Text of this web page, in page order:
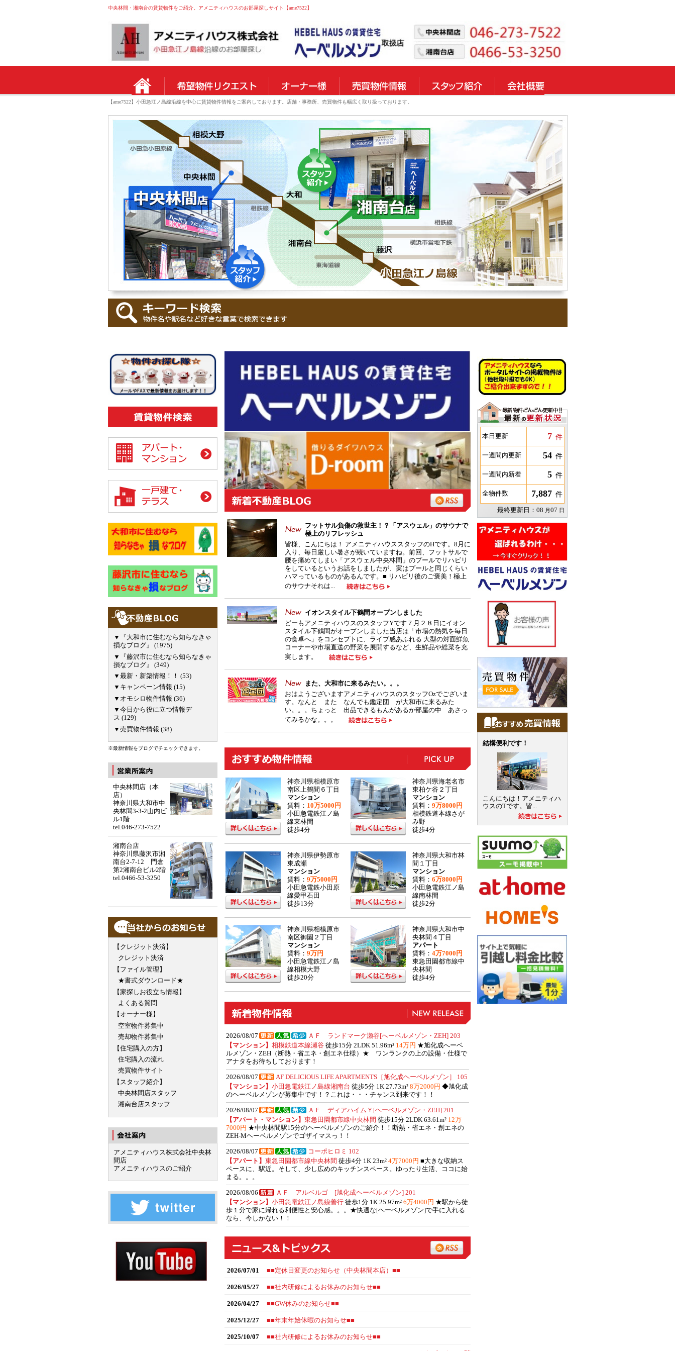
中央林間・湘南台の賃貸物件をご紹介。アメニティハウスのお部屋探しサイト【ame7522】
【ame7522】小田急江ノ島線沿線を中心に賃貸物件情報をご案内しております。店舗・事務所、売買物件も幅広く取り扱っております。
▼『大和市に住むなら知らなきゃ
損なブログ』 (1975)
▼『藤沢市に住むなら知らなきゃ
損なブログ』 (349)
▼最新・新築情報！！ (53)
▼キャンペーン情報 (15)
▼オモシロ物件情報 (36)
▼今日から役に立つ情報デ
ス (129)
▼売買物件情報 (38)
※最新情報をブログでチェックできます。
中央林間店（本
店）
神奈川県大和市中
央林間3-3-2山内ビ
ル1階
tel.046-273-7522
湘南台店
神奈川県藤沢市湘
南台2-7-12 門倉
第2湘南台ビル2階
tel.0466-53-3250
【クレジット決済】
クレジット決済
【ファイル管理】
★書式ダウンロード★
【家探しお役立ち情報】
よくある質問
【オーナー様】
空室物件募集中
売却物件募集中
【住宅購入の方】
住宅購入の流れ
売買物件サイト
【スタッフ紹介】
中央林間店スタッフ
湘南台店スタッフ
アメニティハウス株式会社中央林
間店
アメニティハウスのご紹介
本日更新 7 件
一週間内更新 54 件
一週間内新着 5 件
全物件数 7,887 件
最終更新日：08 月07 日
結構便利です！
こんにちは！アメニティハ
ウスのTです。皆...
フットサル負傷の救世主！？「アスウェル」のサウナで
極上のリフレッシュ
皆様、こんにちは！ アメニティハウススタッフのHです。8月に
入り、毎日厳しい暑さが続いていますね。前回、フットサルで
腰を痛めてしまい「アスウェル中央林間」のプールでリハビリ
をしているというお話をしましたが、実はプールと同じくらい
ハマっているものがあるんです。■ リハビリ後のご褒美！極上
のサウナそれは...
イオンスタイル下鶴間オープンしました
どーもアメニティハウスのスタッフYです７月２８日にイオン
スタイル下鶴間がオープンしました当店は「市場の熱気を毎日
の食卓へ」をコンセプトに、ライブ感あふれる 大型の対面鮮魚
コーナーや市場直送の野菜を展開するなど、生鮮品や総菜を充
実します。
また、大和市に来るみたい。。。
おはようございますアメニティハウスのスタッフOzでございま
す。なんと また なんでも鑑定団 が大和市に来るみた
い。。。ちょっと 出品できるもんがあるか部屋の中 あさっ
てみるかな。。。
神奈川県相模原市
南区上鶴間６丁目
マンション
賃料： 10万5000円
小田急電鉄江ノ島
線東林間
徒歩4分
神奈川県海老名市
東柏ケ谷２丁目
マンション
賃料： 9万8000円
相模鉄道本線さが
み野
徒歩4分
神奈川県伊勢原市
東成瀬
マンション
賃料： 9万5000円
小田急電鉄小田原
線愛甲石田
徒歩13分
神奈川県大和市林
間１丁目
マンション
賃料： 6万8000円
小田急電鉄江ノ島
線南林間
徒歩2分
神奈川県相模原市
南区御園２丁目
マンション
賃料： 9万円
小田急電鉄江ノ島
線相模大野
徒歩20分
神奈川県大和市中
央林間４丁目
アパート
賃料： 4万7000円
東急田園都市線中
央林間
徒歩4分
2026/08/07
ＡＦ ランドマーク瀬谷[へーベルメゾン・ZEH] 203
【マンション】 相模鉄道本線瀬谷徒歩15分 2LDK 51.96m²14万円 ★旭化成へーベ
ルメゾン・ZEH（断熱・省エネ・創エネ仕様）★ ワンランクの上の設備・仕様で
アナタをお待ちしております！
2026/08/07
AF DELICIOUS LIFE APARTMENTS［旭化成ヘーベルメゾン］ 105
【マンション】 小田急電鉄江ノ島線湘南台 徒歩5分 1K 27.73m²8万2000円 ◆旭化成
のヘーベルメゾンが募集中です！？これは・・・チャンス到来です！！
2026/08/07
ＡＦ ディアハイムＹ[ヘーベルメゾン・ZEH] 201
【アパート・マンション】 東急田園都市線中央林間 徒歩15分 2LDK 63.61m²12万
7000円 ★中央林間駅15分のヘーベルメゾンのご紹介！！断熱・省エネ・創エネの
ZEH-Mヘーベルメゾンでゴザイマスっ！！
2026/08/07
コーポヒロミ 102
【アパート】 東急田園都市線中央林間 徒歩4分 1K 23m²4万7000円 ■大きな収納ス
ペースに、駅近。そして、少し広めのキッチンスペース。ゆったり生活、ココに始
まる。。。
2026/08/06
ＡＦ アルベルゴ [旭化成ヘーベルメゾン] 201
【マンション】 小田急電鉄江ノ島線善行徒歩1分 1K 25.97m²6万4000円 ★駅から徒
歩１分で家に帰れる利便性と安心感。。。★快適な[ヘーベルメゾン]で手に入れる
なら、今しかない！！
2026/07/01 ■■定休日変更のお知らせ（中央林間本店）■■
2026/05/27 ■■社内研修によるお休みのお知らせ■■
2026/04/27 ■■GW休みのお知らせ■■
2025/12/27 ■■年末年始休暇のお知らせ■■
2025/10/07 ■■社内研修によるお休みのお知らせ■■